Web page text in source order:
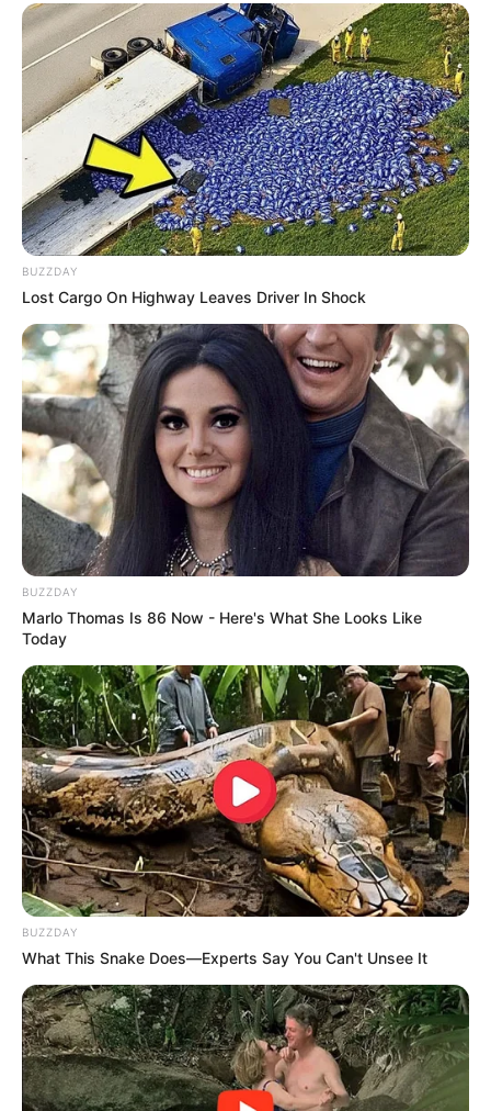
See How The Blue Lagoon Cast Has Changed After
46 Years
BRAINBERRIES
From Albinos To Polygamists: The World's Most
Unique Families
BRAINBERRIES
She Gave Up A Normal Life To Act Like A Horse
BRAINBERRIES
Mystery Solved: Here's Why These 9 Actors Left
Their TV Shows
BRAINBERRIES
BUZZDAY
Lost Cargo On Highway Leaves Driver In Shock
BUZZDAY
Marlo Thomas Is 86 Now - Here's What She Looks Like
Today
BUZZDAY
What This Snake Does—Experts Say You Can't Unsee It